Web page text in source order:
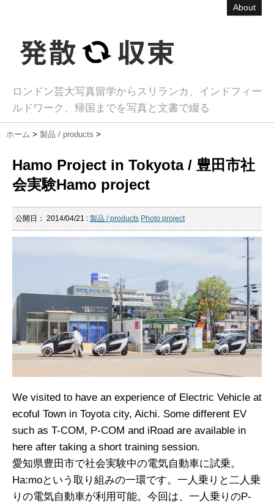
About
ロンドン芸大写真留学からスリランカ、インドフィー
ルドワーク、帰国までを写真と文書で綴る
ホーム > 製品 / products >
Hamo Project in Tokyota / 豊田市社
会実験Hamo project
公開日： 2014/04/21 : 製品 / products Photo project
We visited to have an experience of Electric Vehicle at
ecoful Town in Toyota city, Aichi. Some different EV
such as T-COM, P-COM and iRoad are available in
here after taking a short training session.
愛知県豊田市で社会実験中の電気自動車に試乗。
Ha:moという取り組みの一環です。一人乗りと二人乗
りの電気自動車が利用可能。今回は、一人乗りのP-